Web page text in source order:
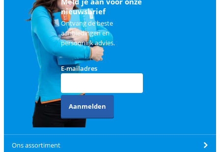
nieuwsbrief
Ontvang de beste
aanbiedingen en
persoonlijk advies.
E-mailadres
Aanmelden
Ons assortiment